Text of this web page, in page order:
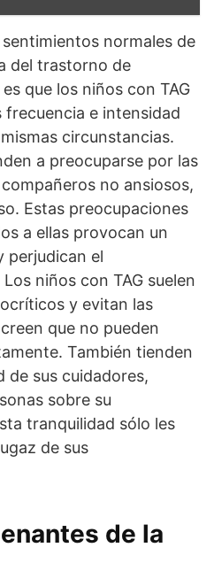
normales de
del trastorno de
que los niños con TAG
e intensidad
circunstancias.
a preocuparse por las
no ansiosos,
Estas preocupaciones
a ellas provocan un
perjudican el
niños con TAG suelen
y evitan las
que no pueden
También tienden
de sus cuidadores,
sobre su
tranquilidad sólo les
de sus
de la